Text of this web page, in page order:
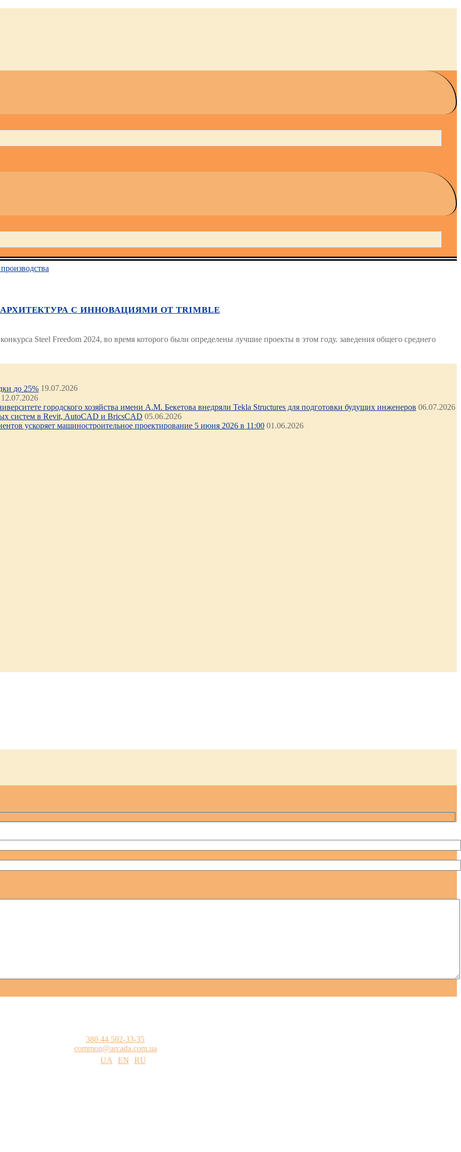
АРХИТЕКТУРА С ИННОВАЦИЯМИ ОТ TRIMBLE
Steel Freedom 2024, во время которого были определены лучшие проекты в этом году. заведения общего среднего
до 25% 19.07.2026
12.07.2026
городского хозяйства имени А.М. Бекетова внедряли Tekla Structures для подготовки будущих инженеров 06.07.2026
систем в Revit, AutoCAD и BricsCAD 05.06.2026
ускоряет машиностроительное проектирование 5 июня 2026 в 11:00 01.06.2026
380 44 502-33-35
common@arcada.com.ua
UA
EN
RU